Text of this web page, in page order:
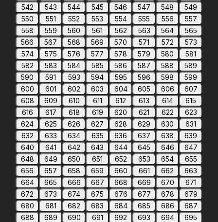
542
543 544 545 546 547 548
549
550
551 552 553 554 555 556
557
558
559 560 561 562 563 564
565
566
567 568 569 570 571 572
573
574
575 576 577 578 579 580
581
582
583 584 585 586 587 588
589
590
591 593 594 595 596 598
599
600
601 602 603 604 605 606
607
608
609 610 611 612 613 614
615
616
617 618 619 620 621 622
623
624
625 626 627 628 629 630
631
632
633 634 635 636 637 638
639
640
641 642 643 644 645 646
647
648
649 650 651 652 653 654
655
656
657 658 659 660 661 662
663
664
665 666 667 668 669 670
671
672
673 674 675 676 677 678
679
680
681 682 683 684 685 686
687
688
689 690 691 692 693 694
695